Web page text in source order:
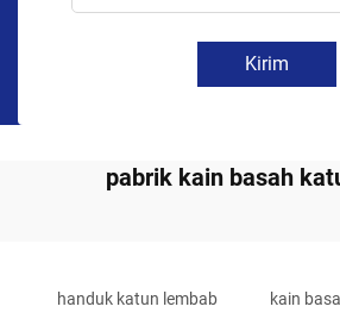
Kirim
pabrik kain basah
handuk katun lembab kain